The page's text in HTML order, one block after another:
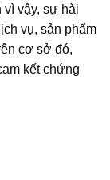
vì vậy, sự hài
vụ, sản phẩm
cơ sở đó,
kết chứng